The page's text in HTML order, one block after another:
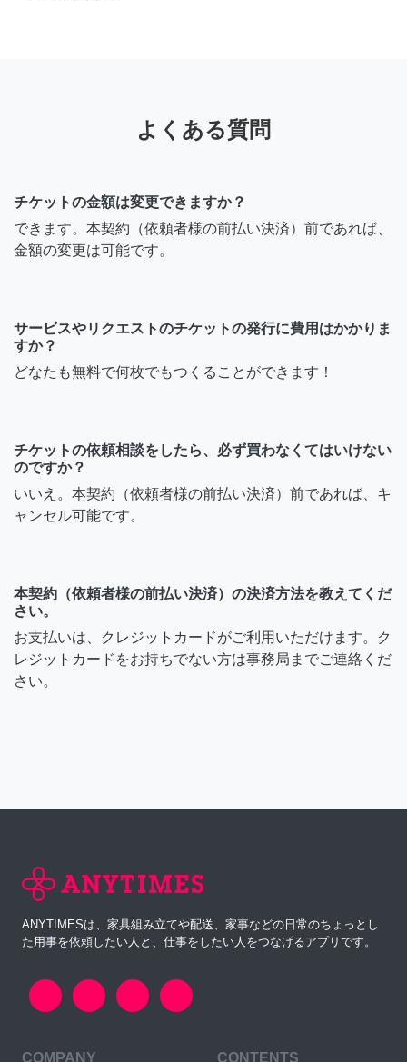
よくある質問
チケットの金額は変更できますか？
できます。本契約（依頼者様の前払い決済）前であれば、
金額の変更は可能です。
サービスやリクエストのチケットの発行に費用はかかりま
すか？
どなたも無料で何枚でもつくることができます！
チケットの依頼相談をしたら、必ず買わなくてはいけない
のですか？
いいえ。本契約（依頼者様の前払い決済）前であれば、キ
ャンセル可能です。
本契約（依頼者様の前払い決済）の決済方法を教えてくだ
さい。
お支払いは、クレジットカードがご利用いただけます。ク
レジットカードをお持ちでない方は事務局までご連絡くだ
さい。
ANYTIMESは、家具組み立てや配送、家事などの日常のちょっとし
た用事を依頼したい人と、仕事をしたい人をつなげるアプリです。
COMPANY CONTENTS